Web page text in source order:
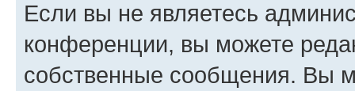
Если вы не являетесь
конференции, вы можете
собственные сообщения. Вы